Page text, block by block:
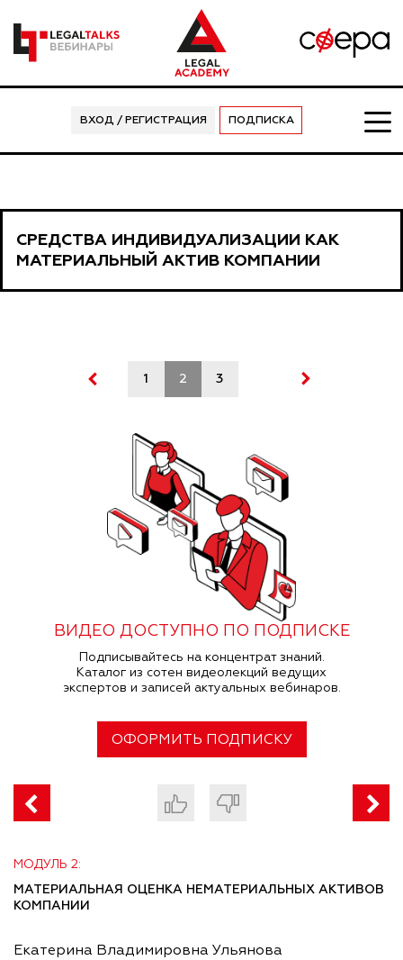
ВХОД / РЕГИСТРАЦИЯ ПОДПИСКА
СРЕДСТВА ИНДИВИДУАЛИЗАЦИИ КАК
МАТЕРИАЛЬНЫЙ АКТИВ КОМПАНИИ
1 2 3
ВИДЕО ДОСТУПНО ПО ПОДПИСКЕ
Подписывайтесь на концентрат знаний.
Каталог из сотен видеолекций ведущих
экспертов и записей актуальных вебинаров.
ОФОРМИТЬ ПОДПИСКУ
МОДУЛЬ 2:
МАТЕРИАЛЬНАЯ ОЦЕНКА НЕМАТЕРИАЛЬНЫХ АКТИВОВ
КОМПАНИИ
Екатерина Владимировна Ульянова